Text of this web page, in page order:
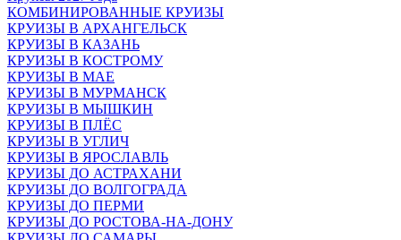
КОМБИНИРОВАННЫЕ КРУИЗЫ
КРУИЗЫ В АРХАНГЕЛЬСК
КРУИЗЫ В КАЗАНЬ
КРУИЗЫ В КОСТРОМУ
КРУИЗЫ В МАЕ
КРУИЗЫ В МУРМАНСК
КРУИЗЫ В МЫШКИН
КРУИЗЫ В ПЛЁС
КРУИЗЫ В УГЛИЧ
КРУИЗЫ В ЯРОСЛАВЛЬ
КРУИЗЫ ДО АСТРАХАНИ
КРУИЗЫ ДО ВОЛГОГРАДА
КРУИЗЫ ДО ПЕРМИ
КРУИЗЫ ДО РОСТОВА-НА-ДОНУ